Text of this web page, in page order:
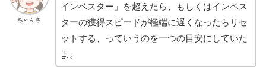
ちゃんさ
インベスター」を超えたら、もしくはインベス
ターの獲得スピードが極端に遅くなったらリセ
ットする、っていうのを一つの目安にしていた
よ。